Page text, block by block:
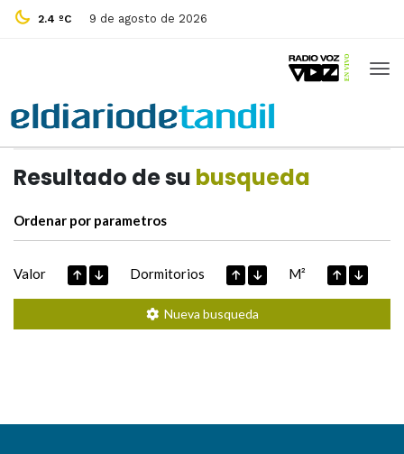
2.4 ºC 9 de agosto de 2026
Resultado de su busqueda
Ordenar por parametros
Valor Dormitorios M²
Nueva busqueda